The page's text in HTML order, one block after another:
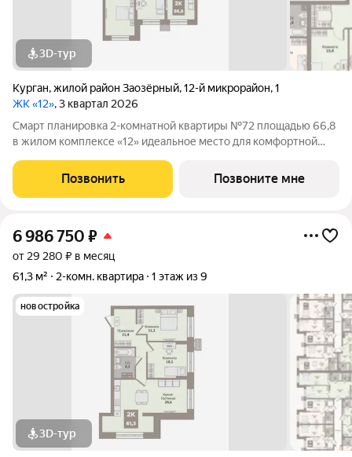
3D-тур
Курган,жилой район Заозёрный,12-й микрорайон,1
ЖК «12», 3 квартал 2026
Смарт планировка 2-комнатной квартиры №72 площадью 66,8
в жилом комплексе «12» идеальное место для комфортной
уголок пропитан гармонией и спокойствием, а каждая деталь
интерьера создает
Позвонить Позвоните мне
6 986 750 ₽
от 29 280 ₽ в месяц
61,3 м²
2-комн. квартира 1 этаж из 9
новостройка
3D-тур